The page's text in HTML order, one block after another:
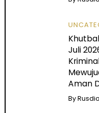
Juli
Aman
By